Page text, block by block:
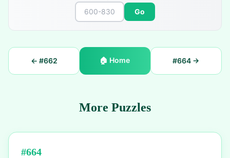
Go
← #662 🏠 Home #664 →
More Puzzles
#664